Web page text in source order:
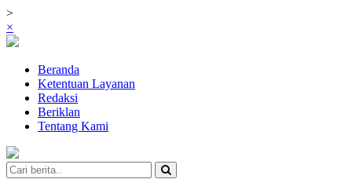
>
×
Beranda
Ketentuan Layanan
Redaksi
Beriklan
Tentang Kami